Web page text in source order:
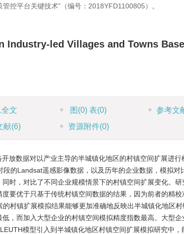
控平台关键技术”（编号：2018YFD1100805）。
led Villages and Towns
文 图 (0) 表(0) 参考文
献(6) 资源附件(0)
放数据对以产业主导的半城镇化地区的村镇空间扩展进行
的Landsat遥感影像数据，以及历年的企业数据，模拟对
时，对比了不同企业规模情景下的村镇空间扩展变化。
要优于只基于传统村镇空间数据的结果，因为前者的精
村镇扩展模拟结果能够更加准确地反映出半城镇化地区
，而加入大型企业的村镇空间模拟精度指数最高。大型
模型引入到半城镇化地区村镇空间扩展模拟研究中，